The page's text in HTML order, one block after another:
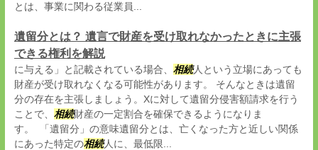
とは、事業に関わる従業員...
遺留分とは？ 遺言で財産を受け取れなかったときに主張
できる権利を解説
に与える」と記載されている場合、 相続人という立場にあっても
財産が受け取れなくなる可能性があります。 そんなときは遺留
分の存在を主張しましょう。Xに対して遺留分侵害額請求を行う
ことで、 相続財産の一定割合を確保できるようになりま
す。 「遺留分」の意味遺留分とは、亡くなった方と近しい関係
にあった特定の相続人に、最低限...